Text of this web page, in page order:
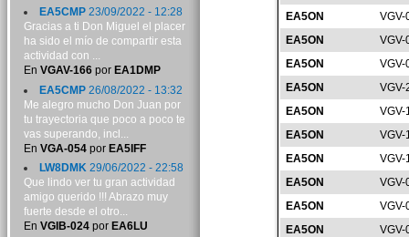
EA5ON
VGV-
EA5ON
VGV-
EA5ON
VGV-
EA5ON
VGV-
EA5ON
VGV-
EA5ON
VGV-
EA5ON
VGV-
EA5ON
VGV-
EA5ON
VGV-
EA5ON
VGV-
EA5CMP23/09/2022 - 12:28
Gracias a ti Don Miguel el placer
ha sido el mío de compartir esta
actividad con ...
En VGAV-166por EA1DMP
EA5CMP26/08/2022 - 13:32
Me alegro mucho Don Juan por
tu trayectoria que poco a poco te
vas superando, incl...
En VGA-054por EA5IFF
LW8DMK29/06/2022 - 22:58
Que lindo ver tu gran actividad
amigo querido !!! Abrazo muy
fuerte desde el otro...
En VGIB-024por EA6LU